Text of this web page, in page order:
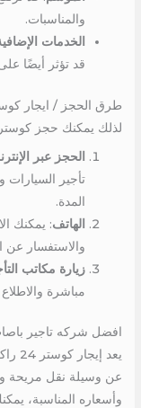
والمناسبات.
الخدمات
قد تؤثر أيضًا
طرق الحجز / ايجار كوستر 24
لذلك يمكنك حجز كوستر 24 راكب بعدة
الحجز عبر
تأجير السيارات
المدة.
الهاتف: يمكنك
والاستفسار عن
زيارة مكاتب
مباشرة
افضل شركه تاجير
يعد
عن وسيلة نقل مريحة
وأسعاره المناسبة،